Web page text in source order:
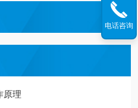
原理
电话咨询